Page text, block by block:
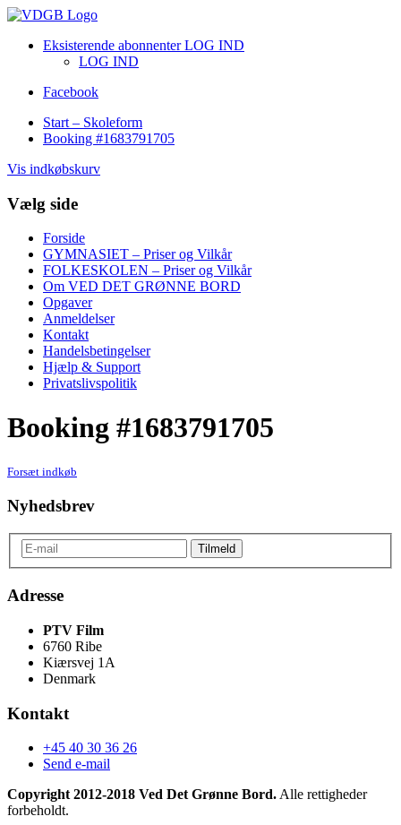
Eksisterende abonnenter LOG IND
LOG IND
Facebook
Start – Skoleform
Booking #1683791705
Vis indkøbskurv
Vælg side
Forside
GYMNASIET – Priser og Vilkår
FOLKESKOLEN – Priser og Vilkår
Om VED DET GRØNNE BORD
Opgaver
Anmeldelser
Kontakt
Handelsbetingelser
Hjælp & Support
Privatslivspolitik
Booking #1683791705
Forsæt indkøb
Nyhedsbrev
Adresse
PTV Film
6760 Ribe
Kiærsvej 1A
Denmark
Kontakt
+45 40 30 36 26
Send e-mail
Copyright 2012-2018 Ved Det Grønne Bord. Alle rettigheder
forbeholdt.